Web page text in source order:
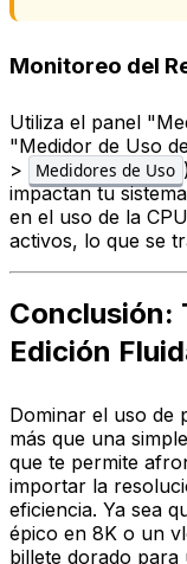
Monitoreo del
Utiliza el panel
"Medidor de Uso
> Medidores de Uso
impactan tu
en el uso de la
activos, lo que se
Conclusión:
Edición
Dominar el uso de
más que una
que te permite
importar la
eficiencia. Ya sea
épico en 8K o un
billete dorado para